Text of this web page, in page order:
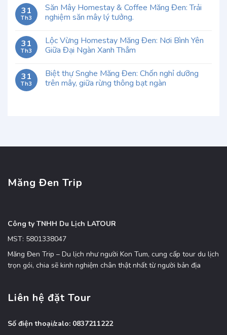
31
Th3
Săn Mây Homestay & Coffee Măng Đen: Trải
nghiệm săn mây lý tưởng.
31
Th3
Lộc Vừng Homestay Măng Đen: Nơi Bình Yên
Giữa Đại Ngàn Xanh Thẳm
31
Th3
Biệt thự Snghe Măng Đen: Chốn nghỉ dưỡng
trên mây, giữa rừng thông bạt ngàn
Măng Đen Trip
Công ty TNHH Du Lịch LATOUR
MST: 5801338047
Măng Đen Trip – Du lịch như người Kon Tum, cung cấp tour du lịch
trọn gói, chia sẽ kinh nghiệm chân thật nhất từ người bản địa
Liên hệ đặt Tour
Số điện thoại/zalo: 0837211222